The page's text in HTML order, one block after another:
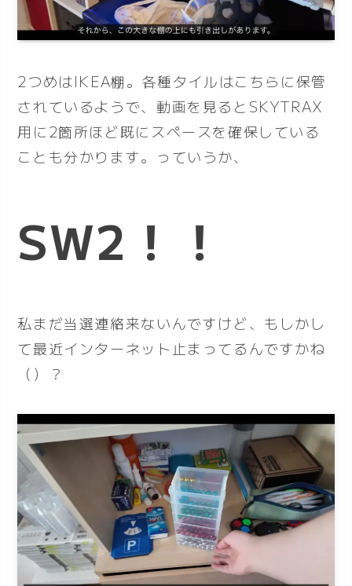
2つめはIKEA棚。各種タイルはこちらに保管
されているようで、動画を見るとSKYTRAX
用に2箇所ほど既にスペースを確保している
ことも分かります。っていうか、
SW2！！
私まだ当選連絡来ないんですけど、もしかし
て最近インターネット止まってるんですかね
（）？